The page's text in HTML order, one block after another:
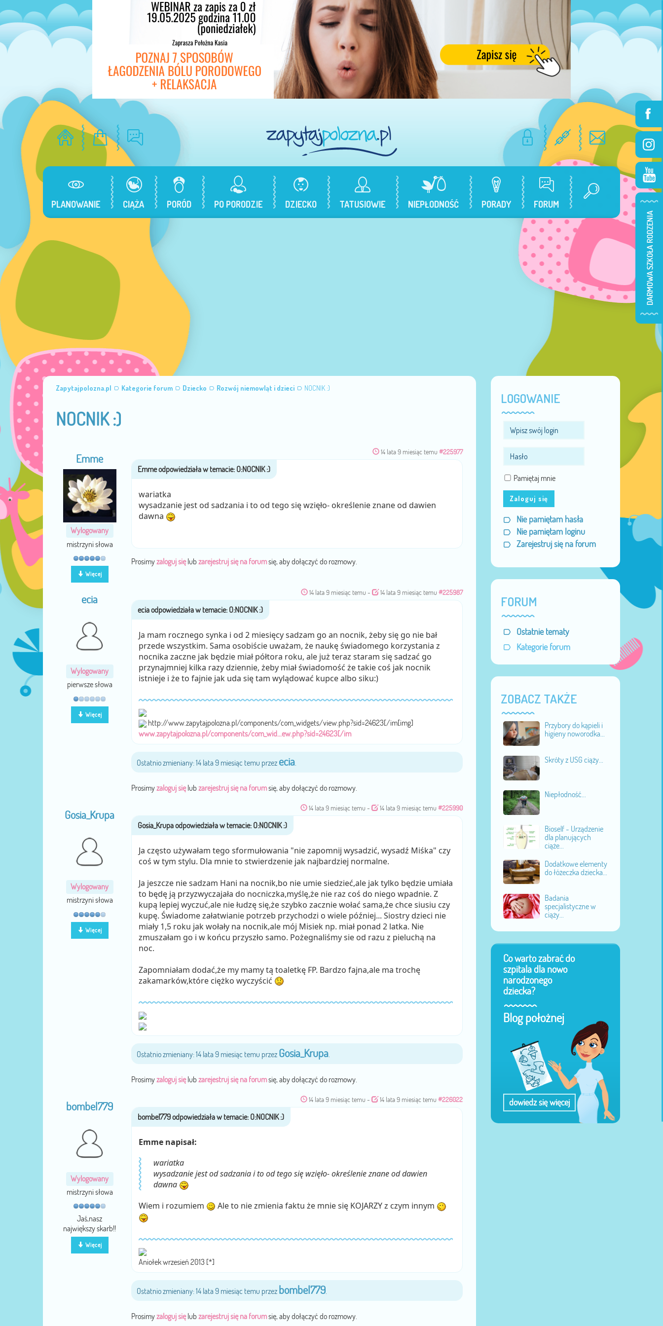
PLANOWANIE CIĄŻA PORÓD PO PORODZIE DZIECKO TATUSIOWIE NIEPŁODNOŚĆ PORADY FORUM
Zapytajpolozna.pl Kategorie forum Dziecko Rozwój niemowląt i dzieci NOCNIK :)
NOCNIK :)
Emme
Wylogowany
mistrzyni słowa
Więcej
14 lata 9 miesiąc temu #225977
wariatka
wysadzanie jest od sadzania i to od tego się wzięło- określenie znane od dawien
dawna
Prosimyzaloguj sięlub zarejestruj się na forumsię, aby dołączyć do rozmowy.
ecia
Wylogowany
pierwsze słowa
Więcej
14 lata 9 miesiąc temu - 14 lata 9 miesiąc temu #225987
Ja mam rocznego synka i od 2 miesięcy sadzam go an nocnik, żeby się go nie bał
przede wszystkim. Sama osobiście uważam, że naukę świadomego korzystania z
nocnika zaczne jak będzie miał półtora roku, ale już teraz staram się sadzać go
przynajmniej kilka razy dziennie, żeby miał świadomość że takie coś jak nocnik
istnieje i że to fajnie jak uda się tam wylądować kupce albo siku:)
http://www.zapytajpolozna.pl/components/com_widgets/view.php?sid=24623[/im[img]
www.zapytajpolozna.pl/components/com_wid...ew.php?sid=24623[/im
Ostatnio zmieniany: 14 lata 9 miesiąc temu przez ecia.
Prosimyzaloguj sięlub zarejestruj się na forumsię, aby dołączyć do rozmowy.
Gosia_Krupa
Wylogowany
mistrzyni słowa
Więcej
14 lata 9 miesiąc temu - 14 lata 9 miesiąc temu #225990
Ja często używałam tego sformułowania "nie zapomnij wysadzić, wysadź Miśka" czy
coś w tym stylu. Dla mnie to stwierdzenie jak najbardziej normalne.
Ja jeszcze nie sadzam Hani na nocnik,bo nie umie siedzieć,ale jak tylko będzie umiała
to będę ją przyzwyczajała do nocniczka,myślę,że nie raz coś do niego wpadnie. Z
kupą lepiej wyczuć,ale nie łudzę się,że szybko zacznie wołać sama,że chce siusiu czy
kupę. Świadome załatwianie potrzeb przychodzi o wiele później... Siostry dzieci nie
miały 1,5 roku jak wołały na nocnik,ale mój Misiek np. miał ponad 2 latka. Nie
zmuszałam go i w końcu przyszło samo. Pożegnaliśmy sie od razu z pieluchą na
noc.
Zapomniałam dodać,że my mamy tą toaletkę FP. Bardzo fajna,ale ma trochę
zakamarków,które ciężko wyczyścić
Ostatnio zmieniany: 14 lata 9 miesiąc temu przez Gosia_Krupa.
Prosimyzaloguj sięlub zarejestruj się na forumsię, aby dołączyć do rozmowy.
bombel779
Wylogowany
mistrzyni słowa
Jaś,nasz
największy skarb!!
Więcej
14 lata 9 miesiąc temu - 14 lata 9 miesiąc temu #226022
Emme napisał:
wariatka
wysadzanie jest od sadzania i to od tego się wzięło- określenie znane od dawien
dawna
Wiem i rozumiem
Ale to nie zmienia faktu że mnie się KOJARZY z czym innym
Aniołek wrzesień 2013 [*]
Ostatnio zmieniany: 14 lata 9 miesiąc temu przez bombel779.
Prosimyzaloguj sięlub zarejestruj się na forumsię, aby dołączyć do rozmowy.
LOGOWANIE
Pamiętaj mnie
Zaloguj się
Nie pamiętam hasła
Nie pamiętam loginu
Zarejestruj się na forum
FORUM
Ostatnie tematy
Kategorie forum
ZOBACZ TAKŻE
Przybory do kąpieli i
higieny noworodka...
Skróty z USG ciąży...
Niepłodność...
Bioself - Urządzenie
dla planujących
ciąże...
Dodatkowe elementy
do łóżeczka dziecka...
Badania
specjalistyczne w
ciąży...
Co warto zabrać do
szpitala dla nowo
narodzonego
dziecka?
Blog położnej
dowiedz się więcej